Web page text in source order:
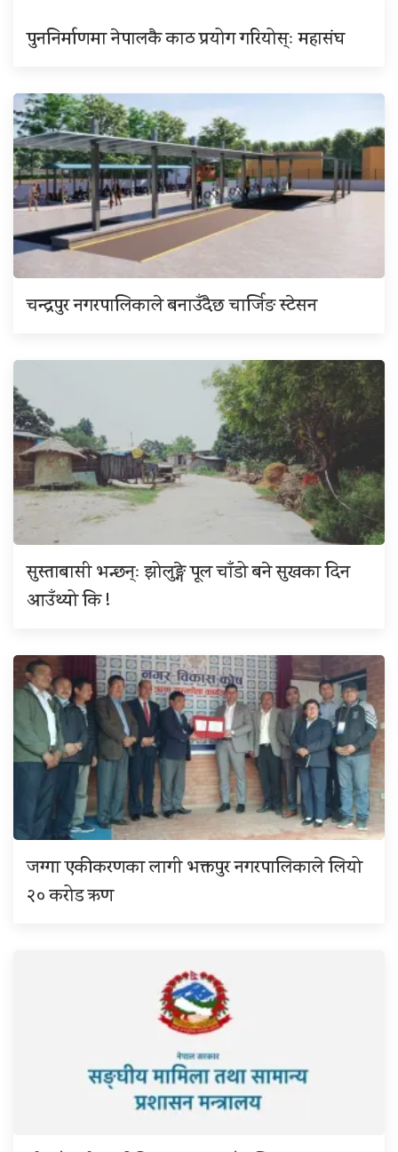
पुननिर्माणमा नेपालकै काठ प्रयोग गरियोस्ः महासंघ
चन्द्रपुर नगरपालिकाले बनाउँदैछ चार्जिङ स्टेसन
सुस्ताबासी भन्छन्ः झोलुङ्गे पूल चाँडो बने सुखका दिन
आउँथ्यो कि !
जग्गा एकीकरणका लागी भक्तपुर नगरपालिकाले लियो
२० करोड ऋण